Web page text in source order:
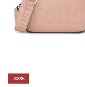
-33%